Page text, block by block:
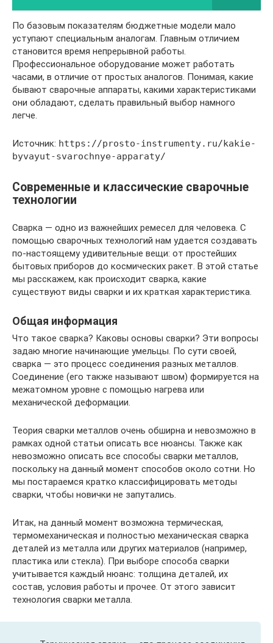
По базовым показателям бюджетные модели мало
уступают специальным аналогам. Главным отличием
становится время непрерывной работы.
Профессиональное оборудование может работать
часами, в отличие от простых аналогов. Понимая, какие
бывают сварочные аппараты, какими характеристиками
они обладают, сделать правильный выбор намного
легче.
Источник: https://prosto-instrumenty.ru/kakie-
byvayut-svarochnye-apparaty/
Современные и классические сварочные
технологии
Сварка — одно из важнейших ремесел для человека. С
помощью сварочных технологий нам удается создавать
по-настоящему удивительные вещи: от простейших
бытовых приборов до космических ракет. В этой статье
мы расскажем, как происходит сварка, какие
существуют виды сварки и их краткая характеристика.
Общая информация
Что такое сварка? Каковы основы сварки? Эти вопросы
задаю многие начинающие умельцы. По сути своей,
сварка — это процесс соединения разных металлов.
Соединение (его также называют швом) формируется на
межатомном уровне с помощью нагрева или
механической деформации.
Теория сварки металлов очень обширна и невозможно в
рамках одной статьи описать все нюансы. Также как
невозможно описать все способы сварки металлов,
поскольку на данный момент способов около сотни. Но
мы постараемся кратко классифицировать методы
сварки, чтобы новички не запутались.
Итак, на данный момент возможна термическая,
термомеханическая и полностью механическая сварка
деталей из металла или других материалов (например,
пластика или стекла). При выборе способа сварки
учитывается каждый нюанс: толщина деталей, их
состав, условия работы и прочее. От этого зависит
технология сварки металла.